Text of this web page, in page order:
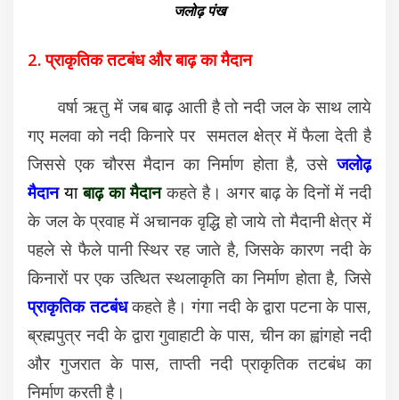
जलोढ़ पंख
2. प्राकृतिक तटबंध और बाढ़ का मैदान
वर्षा ऋतु में जब बाढ़ आती है तो नदी जल के साथ लाये
गए मलवा को नदी किनारे पर समतल क्षेत्र में फैला देती है
जिससे एक चौरस मैदान का निर्माण होता है, उसेजलोढ़
मैदान या बाढ़ का मैदानकहते है। अगर बाढ़ के दिनों में नदी
के जल के प्रवाह में अचानक वृद्धि हो जाये तो मैदानी क्षेत्र में
पहले से फैले पानी स्थिर रह जाते है, जिसके कारण नदी के
किनारों पर एक उत्थित स्थलाकृति का निर्माण होता है, जिसे
प्राकृतिक तटबंधकहते है। गंगा नदी के द्वारा पटना के पास,
ब्रह्मपुत्र नदी के द्वारा गुवाहाटी के पास, चीन का ह्वांगहो नदी
और गुजरात के पास, ताप्ती नदी प्राकृतिक तटबंध का
निर्माण करती है।